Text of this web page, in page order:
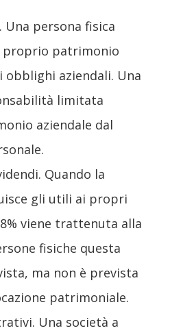
Una persona fisica
proprio patrimonio
obblighi aziendali. Una
limitata
aziendale dal
Quando la
gli utili ai propri
viene trattenuta alla
fisiche questa
ma non è prevista
patrimoniale.
Una società a